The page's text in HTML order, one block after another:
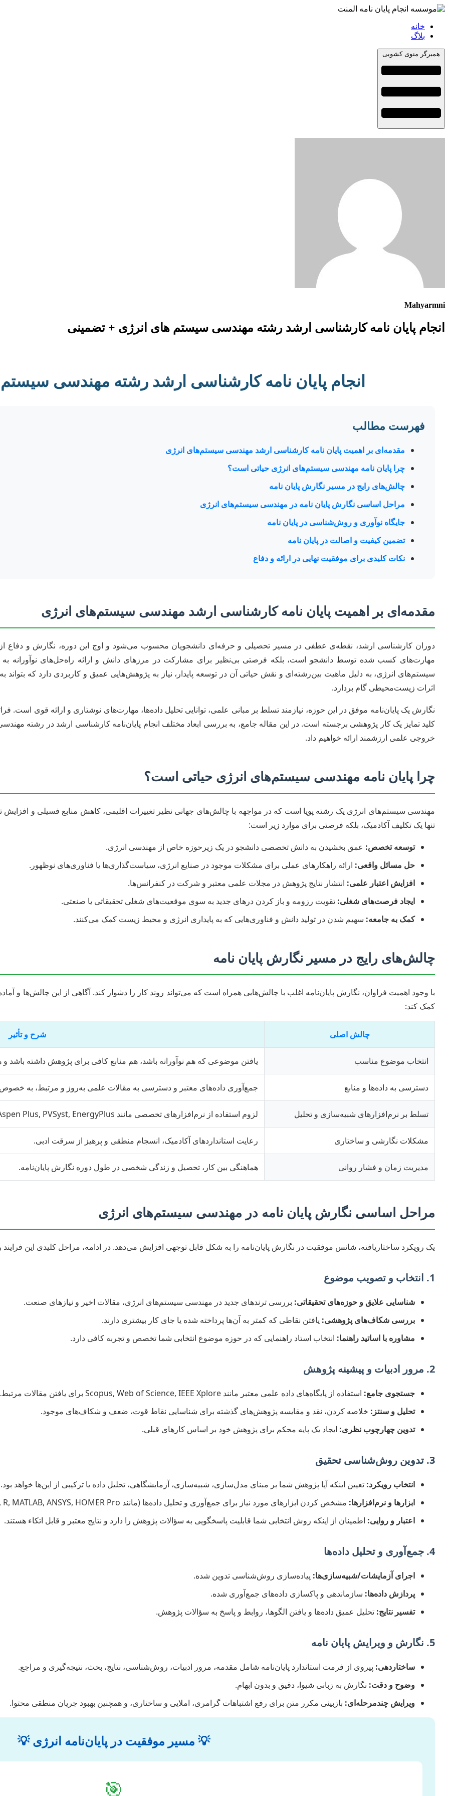
خانه
بلاگ
همبرگر منوی کشویی
Mahyarmni
انجام پایان نامه کارشناسی ارشد رشته مهندسی سیستم های انرژی + تضمینی
انجام پایان نامه کارشناسی ارشد رشته مهندسی
فهرست مطالب
مقدمه‌ای بر اهمیت پایان نامه کارشناسی ارشد مهندسی سیستم‌های انرژی
چرا پایان نامه مهندسی سیستم‌های انرژی حیاتی است؟
چالش‌های رایج در مسیر نگارش پایان نامه
مراحل اساسی نگارش پایان نامه در مهندسی سیستم‌های انرژی
جایگاه نوآوری و روش‌شناسی در پایان نامه
تضمین کیفیت و اصالت در پایان نامه
نکات کلیدی برای موفقیت نهایی در ارائه و دفاع
مقدمه‌ای بر اهمیت پایان نامه کارشناسی ارشد مهندسی سیستم‌های انرژی
دوران کارشناسی ارشد، نقطه‌ی عطفی در مسیر تحصیلی و حرفه‌ای دانشجویان محسوب می‌شود و اوج این دوره، نگارش و دفاع از
مهارت‌های کسب شده توسط دانشجو است، بلکه فرصتی بی‌نظیر برای مشارکت در مرزهای دانش و ارائه راه‌حل‌های نوآورانه
سیستم‌های انرژی، به دلیل ماهیت بین‌رشته‌ای و نقش حیاتی آن در توسعه پایدار، نیاز به پژوهش‌هایی عمیق و کاربردی دارد که
اثرات زیست‌محیطی گام بردارد.
نگارش یک پایان‌نامه موفق در این حوزه، نیازمند تسلط بر مبانی علمی، توانایی تحلیل داده‌ها، مهارت‌های نوشتاری و ارائه قوی است.
کلید تمایز یک کار پژوهشی برجسته است. در این مقاله جامع، به بررسی ابعاد مختلف انجام پایان‌نامه کارشناسی ارشد در رشته
خروجی علمی ارزشمند ارائه خواهیم داد.
چرا پایان نامه مهندسی سیستم‌های انرژی حیاتی است؟
مهندسی سیستم‌های انرژی یک رشته پویا است که در مواجهه با چالش‌های جهانی نظیر تغییرات اقلیمی، کاهش منابع فسیلی و افزایش
تنها یک تکلیف آکادمیک، بلکه فرصتی برای موارد زیر است:
توسعه تخصص: عمق بخشیدن به دانش تخصصی دانشجو در یک زیرحوزه خاص از مهندسی انرژی.
حل مسائل واقعی: ارائه راهکارهای عملی برای مشکلات موجود در صنایع انرژی، سیاست‌گذاری‌ها یا فناوری‌های نوظهور.
افزایش اعتبار علمی: انتشار نتایج پژوهش در مجلات علمی معتبر و شرکت در کنفرانس‌ها.
ایجاد فرصت‌های شغلی: تقویت رزومه و باز کردن درهای جدید به سوی موقعیت‌های شغلی تحقیقاتی یا صنعتی.
کمک به جامعه: سهیم شدن در تولید دانش و فناوری‌هایی که به پایداری انرژی و محیط زیست کمک می‌کنند.
چالش‌های رایج در مسیر نگارش پایان نامه
با وجود اهمیت فراوان، نگارش پایان‌نامه اغلب با چالش‌هایی همراه است که می‌تواند روند کار را دشوار کند. آگاهی از این چالش‌ها و
کمک کند:
چالش اصلی شرح و تأثیر
انتخاب موضوع مناسب یافتن موضوعی که هم نوآورانه باشد، هم منابع کافی برای پژوهش داشته باشد
دسترسی به داده‌ها و منابع جمع‌آوری داده‌های معتبر و دسترسی به مقالات علمی به‌روز و مرتبط، به
تسلط بر نرم‌افزارهای شبیه‌سازی و تحلیل لزوم استفاده از نرم‌افزارهای تخصصی مانند MATLAB, Aspen Plus, PVSyst, EnergyPlus و ابزارهای تحلیلی.
مشکلات نگارشی و ساختاری رعایت استانداردهای آکادمیک، انسجام منطقی و پرهیز از سرقت ادبی.
مدیریت زمان و فشار روانی هماهنگی بین کار، تحصیل و زندگی شخصی در طول دوره نگارش پایان‌نامه.
مراحل اساسی نگارش پایان نامه در مهندسی سیستم‌های انرژی
یک رویکرد ساختاریافته، شانس موفقیت در نگارش پایان‌نامه را به شکل قابل توجهی افزایش می‌دهد. در ادامه، مراحل کلیدی این
1. انتخاب و تصویب موضوع
شناسایی علایق و حوزه‌های تحقیقاتی: بررسی ترندهای جدید در مهندسی سیستم‌های انرژی، مقالات اخیر و نیازهای صنعت.
بررسی شکاف‌های پژوهشی: یافتن نقاطی که کمتر به آن‌ها پرداخته شده یا جای کار بیشتری دارند.
مشاوره با اساتید راهنما: انتخاب استاد راهنمایی که در حوزه موضوع انتخابی شما تخصص و تجربه کافی دارد.
2. مرور ادبیات و پیشینه پژوهش
جستجوی جامع: استفاده از پایگاه‌های داده علمی معتبر مانند Scopus, Web of Science, IEEE Xplore برای یافتن مقالات مرتبط.
تحلیل و سنتز: خلاصه کردن، نقد و مقایسه پژوهش‌های گذشته برای شناسایی نقاط قوت، ضعف و شکاف‌های موجود.
تدوین چهارچوب نظری: ایجاد یک پایه محکم برای پژوهش خود بر اساس کارهای قبلی.
3. تدوین روش‌شناسی تحقیق
انتخاب رویکرد: تعیین اینکه آیا پژوهش شما بر مبنای مدل‌سازی، شبیه‌سازی، آزمایشگاهی، تحلیل داده یا ترکیبی از این‌ها خواهد بود.
ابزارها و نرم‌افزارها: مشخص کردن ابزارهای مورد نیاز برای جمع‌آوری و تحلیل داده‌ها (مانند Python, R, MATLAB, ANSYS, HOMER Pro).
اعتبار و روایی: اطمینان از اینکه روش انتخابی شما قابلیت پاسخگویی به سؤالات پژوهش را دارد و نتایج معتبر و قابل اتکاء هستند.
4. جمع‌آوری و تحلیل داده‌ها
اجرای آزمایشات/شبیه‌سازی‌ها: پیاده‌سازی روش‌شناسی تدوین شده.
پردازش داده‌ها: سازماندهی و پاکسازی داده‌های جمع‌آوری شده.
تفسیر نتایج: تحلیل عمیق داده‌ها و یافتن الگوها، روابط و پاسخ به سؤالات پژوهش.
5. نگارش و ویرایش پایان نامه
ساختاردهی: پیروی از فرمت استاندارد پایان‌نامه شامل مقدمه، مرور ادبیات، روش‌شناسی، نتایج، بحث، نتیجه‌گیری و مراجع.
وضوح و دقت: نگارش به زبانی شیوا، دقیق و بدون ابهام.
ویرایش چندمرحله‌ای: بازبینی مکرر متن برای رفع اشتباهات گرامری، املایی و ساختاری، و همچنین بهبود جریان منطقی محتوا.
💡 مسیر موفقیت در پایان‌نامه انرژی 💡
🎯